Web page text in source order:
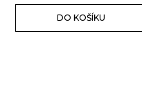
DO KOŠÍKU